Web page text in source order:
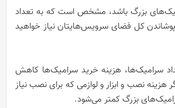
بزرگ باشد، مشخص است که به تعداد
کل فضای سرویس‌هایتان نیاز خواهید
سرامیک‌ها، هزینه خرید سرامیک‌ها کاهش
هزینه نصب و ابزار و لوازمی که برای نصب نیاز
بزرگ کمتر می‌شود.